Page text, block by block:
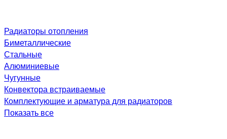
Радиаторы отопления
Биметаллические
Стальные
Алюминиевые
Чугунные
Конвектора встраиваемые
Комплектующие и арматура для радиаторов
Показать все